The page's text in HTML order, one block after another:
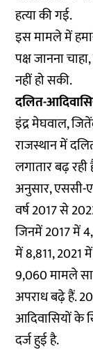
हत्या की गई.
इस मामले में
पक्ष जानना
नहीं हो सकी.
दलित-
इंद्र मेघवाल,
राजस्थान में
लगातार बढ़
अनुसार, एससी-
वर्ष 2017 से
जिनमें 2017 में
में 8,811, 2021
9,060 मामले
अपराध बढ़े हैं.
आदिवासियों के
दर्ज हुई है.